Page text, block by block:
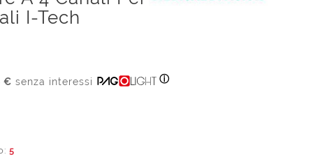
I-Tech
€ senza interessi ⓘ
5